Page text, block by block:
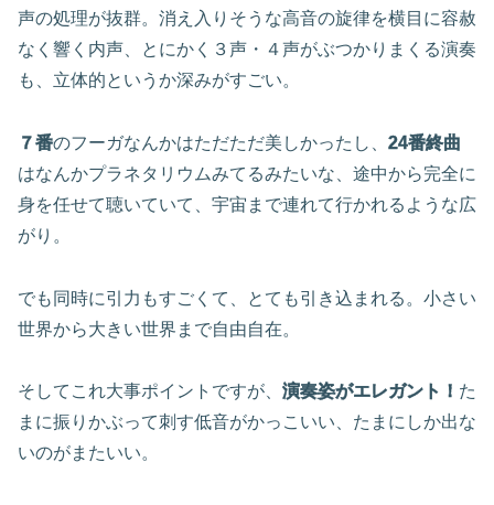
声の処理が抜群。消え入りそうな高音の旋律を横目に容赦
なく響く内声、とにかく３声・４声がぶつかりまくる演奏
も、立体的というか深みがすごい。
７番のフーガなんかはただただ美しかったし、 24番終曲
はなんかプラネタリウムみてるみたいな、途中から完全に
身を任せて聴いていて、宇宙まで連れて行かれるような広
がり。
でも同時に引力もすごくて、とても引き込まれる。小さい
世界から大きい世界まで自由自在。
そしてこれ大事ポイントですが、 演奏姿がエレガント！ た
まに振りかぶって刺す低音がかっこいい、たまにしか出な
いのがまたいい。